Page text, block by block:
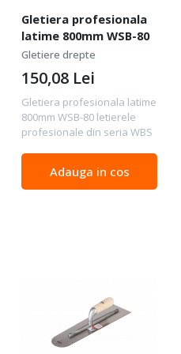
Gletiera profesionala
latime 800mm WSB-80
Gletiere drepte
Gletiera profesionala latime
800mm WSB-80 letierele
profesionale din seria WBS
ergonomice de înaltă
calitate necesare pentru un
150,08 Lei
Adauga in cos